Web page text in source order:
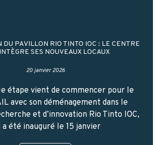
DU PAVILLON RIO TINTO IOC : LE CENTRE
SES NOUVEAUX LOCAUX
20 janvier 2026
étape vient de commencer pour le
avec son déménagement dans le
et d’innovation Rio Tinto IOC,
a été inauguré le 15 janvier